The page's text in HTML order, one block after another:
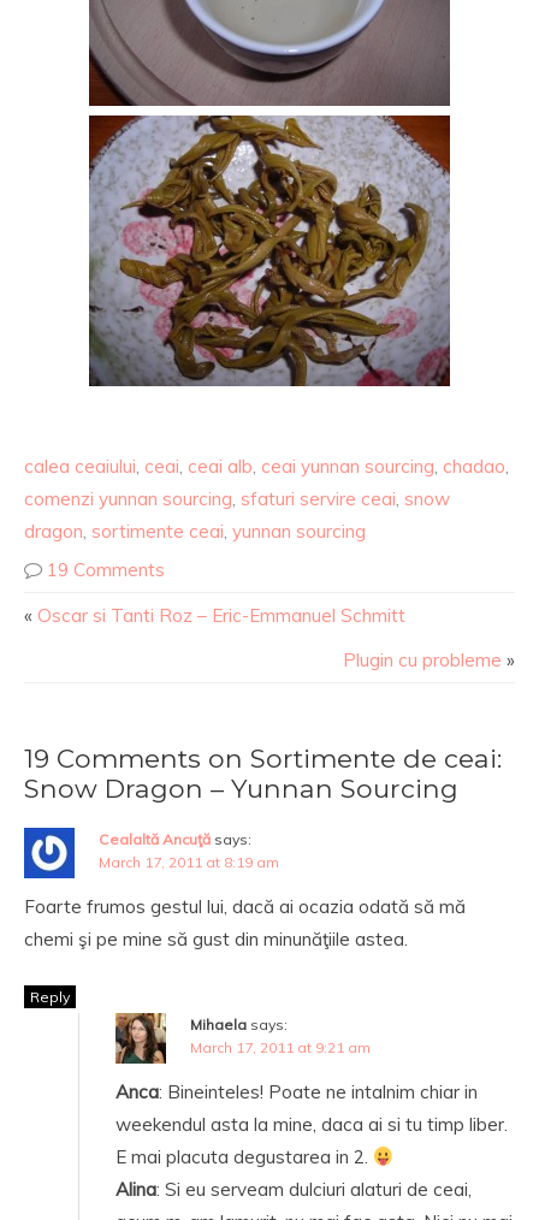
calea ceaiului, ceai, ceai alb, ceai yunnan sourcing, chadao,
comenzi yunnan sourcing, sfaturi servire ceai, snow
dragon, sortimente ceai, yunnan sourcing
19 Comments
« Oscar si Tanti Roz – Eric-Emmanuel Schmitt
Plugin cu probleme »
19 Comments on Sortimente de ceai:
Snow Dragon – Yunnan Sourcing
Cealaltă Ancuţă says:
March 17, 2011 at 8:19 am
Foarte frumos gestul lui, dacă ai ocazia odată să mă
chemi şi pe mine să gust din minunăţiile astea.
Reply
Mihaela says:
March 17, 2011 at 9:21 am
Anca: Bineinteles! Poate ne intalnim chiar in
weekendul asta la mine, daca ai si tu timp liber.
E mai placuta degustarea in 2.
Alina: Si eu serveam dulciuri alaturi de ceai,